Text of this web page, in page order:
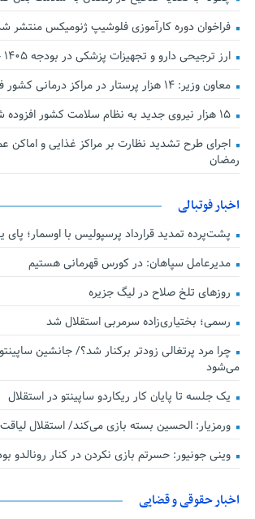
فراخوان دوره کارآموزی فلوشیپ ژنومیکس منتشر
ارز ترجیحی دارو و تجهیزات پزشکی در بودجه ۱۴۰۵ حفظ شد
معاون وزیر: ۱۴ هزار پرستار در مراکز درمانی کشور فعالیت می‌کنند
۱۵ هزار نیروی جدید به نظام سلامت کشور افزوده شد
اجرای طرح تشدید نظارت بر مراکز غذایی و اماکن
رمضان
اخبار فوتبالی
پشت‌پرده تمدید قرارداد پرسپولیس با اوسمار؛
مدیرعامل سپاهان: در کورس قهرمانی هستیم
روزهای تلخ صلاح در لیگ جزیره
رسمی؛ بختیاری‌زاده سرمربی استقلال شد
چرا مرد پرتغالی زودتر برکنار شد؟/ جانشین
می‌شود
یک جلسه تا پایان کار ریکاردو ساپینتو در استقلال
ورمزیار: الحسین بسته بازی می‌کند/ استقلال
وینی جونیور: حسرتم بازی نکردن در کنار رونالدو
اخبار حقوقی و قضایی